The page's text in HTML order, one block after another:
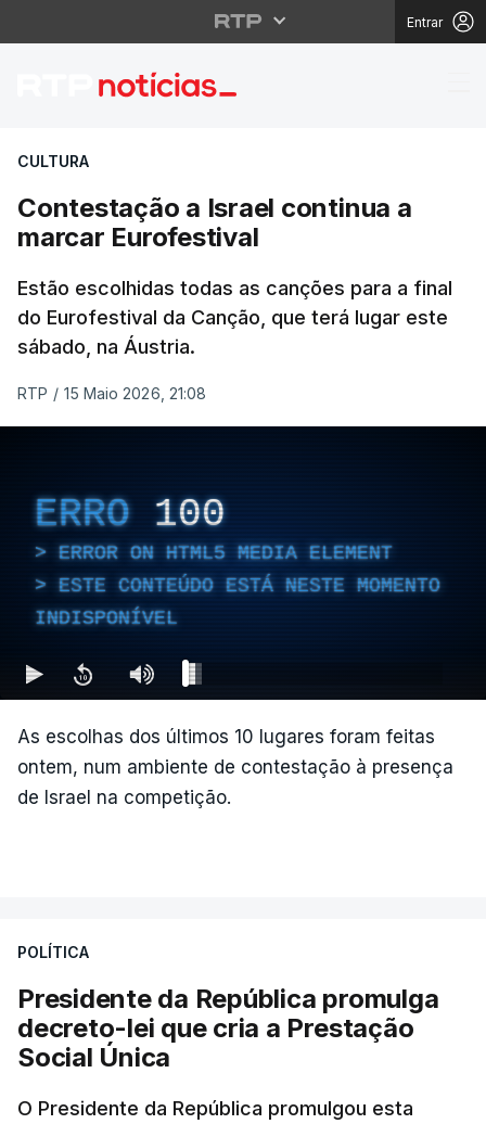
Entrar
Contestação a Israel
CULTURA
Contestação a Israel continua a
marcar Eurofestival
Estão escolhidas todas as canções para a final
do Eurofestival da Canção, que terá lugar este
sábado, na Áustria.
RTP / 15 Maio 2026, 21:08
ERRO 100
ERROR ON HTML5 MEDIA ELEMENT
ESTE CONTEÚDO ESTÁ NESTE MOMENTO
INDISPONÍVEL
As escolhas dos últimos 10 lugares foram feitas
ontem, num ambiente de contestação à presença
de Israel na competição.
POLÍTICA
Presidente da República promulga
decreto-lei que cria a Prestação
Social Única
O Presidente da República promulgou esta